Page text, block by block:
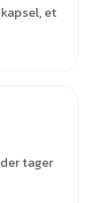
et
tager